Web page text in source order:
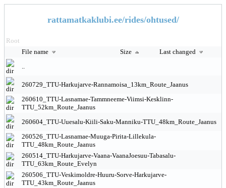
rattamatkaklubi.ee/rides/ohtused/
Root
File name
Size
Last changed
..
260729_TTU-Harkujarve-Rannamoisa_13km_Route_Jaanus
260610_TTU-Lasnamae-Tammneeme-Viimsi-Kesklinn-
TTU_52km_Route_Jaanus
260604_TTU-Uuesalu-Kiili-Saku-Manniku-TTU_48km_Route_Jaanus
260526_TTU-Lasnamae-Muuga-Pirita-Lillekula-
TTU_48km_Route_Jaanus
260514_TTU-Harkujarve-Vaana-VaanaJoesuu-Tabasalu-
TTU_63km_Route_Evelyn
260506_TTU-Veskimoldre-Huuru-Sorve-Harkujarve-
TTU_43km_Route_Jaanus